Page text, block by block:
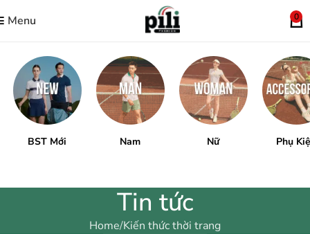
Menu 0
BST Mới Nam Nữ Phụ
Tin tức
Home Kiến thức thời trang